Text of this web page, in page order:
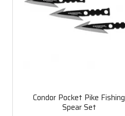
Condor Pocket Pike Fishing
Spear Set